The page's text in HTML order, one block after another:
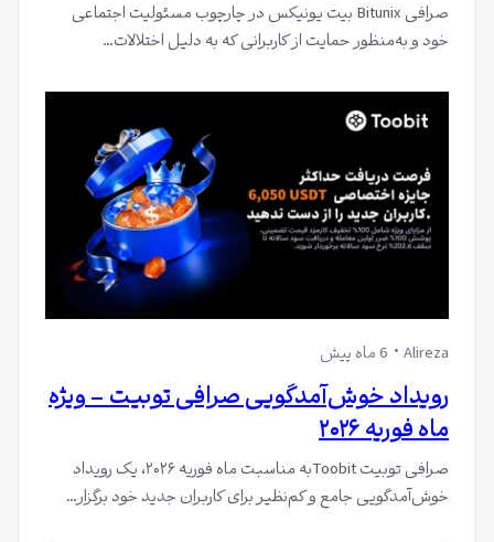
صرافی Bitunix بیت یونیکس در چارچوب مسئولیت اجتماعی
خود و به‌منظور حمایت از کاربرانی که به دلیل اختلالات…
Alireza 6 ماه پیش
رویداد خوش‌آمدگویی صرافی توبیت – ویژه
ماه فوریه ۲۰۲۶
صرافی توبیت Toobitبه مناسبت ماه فوریه ۲۰۲۶، یک رویداد
خوش‌آمدگویی جامع و کم‌نظیر برای کاربران جدید خود برگزار…